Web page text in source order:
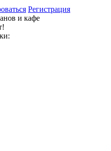
Регистрация
и кафе